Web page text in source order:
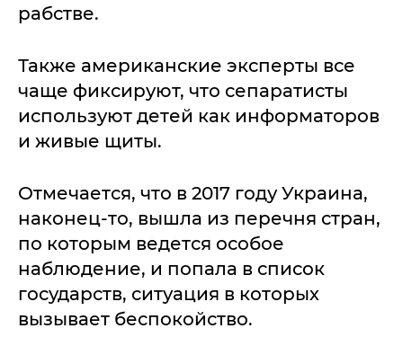
рабстве.
Также американские эксперты все
чаще фиксируют, что сепаратисты
используют детей как информаторов
и живые щиты.
Отмечается, что в 2017 году Украина,
наконец-то, вышла из перечня стран,
по которым ведется особое
наблюдение, и попала в список
государств, ситуация в которых
вызывает беспокойство.